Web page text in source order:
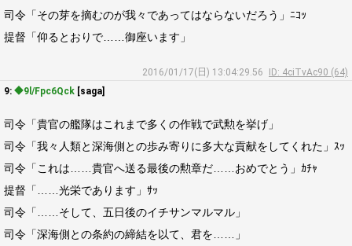
司令「その芽を摘むのが我々であってはならないだろう」ﾆｺｯ
提督「仰るとおりで……御座います」
2016/01/17(日) 13:04:29.56
ID: 4ciTvAc90 (64)
9: ◆9l/Fpc6Qck [saga]
司令「貴官の艦隊はこれまで多くの作戦で武勲を挙げ」
司令「我々人類と深海側との歩み寄りに多大な貢献をしてくれた」ｽｯ
司令「これは……貴官へ送る最後の勲章だ……おめでとう」ｶﾁｬ
提督「……光栄であります」ｻｯ
司令「……そして、五日後のイチサンマルマル」
司令「深海側との条約の締結を以て、君を……」